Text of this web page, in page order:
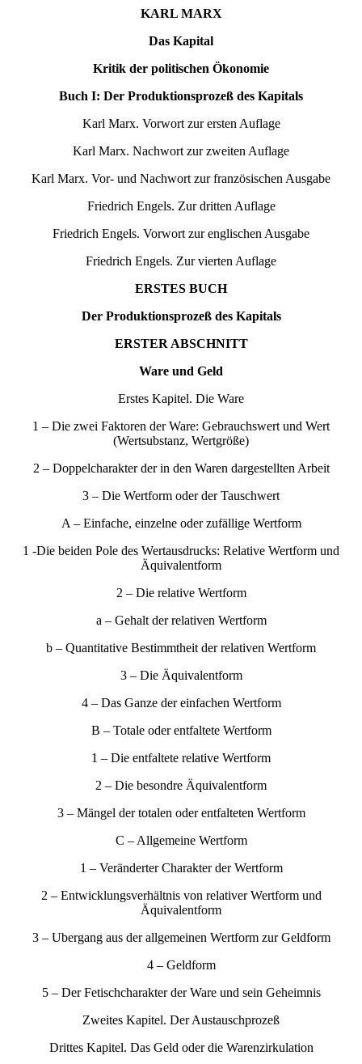
KARL MARX
Das Kapital
Kritik der politischen Ökonomie
Buch I: Der Produktionsprozeß des Kapitals
Karl Marx. Vorwort zur ersten Auflage
Karl Marx. Nachwort zur zweiten Auflage
Karl Marx. Vor- und Nachwort zur französischen Ausgabe
Friedrich Engels. Zur dritten Auflage
Friedrich Engels. Vorwort zur englischen Ausgabe
Friedrich Engels. Zur vierten Auflage
ERSTES BUCH
Der Produktionsprozeß des Kapitals
ERSTER ABSCHNITT
Ware und Geld
Erstes Kapitel. Die Ware
1 – Die zwei Faktoren der Ware: Gebrauchswert und Wert
(Wertsubstanz, Wertgröße)
2 – Doppelcharakter der in den Waren dargestellten Arbeit
3 – Die Wertform oder der Tauschwert
A – Einfache, einzelne oder zufällige Wertform
1 -Die beiden Pole des Wertausdrucks: Relative Wertform und
Äquivalentform
2 – Die relative Wertform
a – Gehalt der relativen Wertform
b – Quantitative Bestimmtheit der relativen Wertform
3 – Die Äquivalentform
4 – Das Ganze der einfachen Wertform
B – Totale oder entfaltete Wertform
1 – Die entfaltete relative Wertform
2 – Die besondre Äquivalentform
3 – Mängel der totalen oder entfalteten Wertform
C – Allgemeine Wertform
1 – Veränderter Charakter der Wertform
2 – Entwicklungsverhältnis von relativer Wertform und
Äquivalentform
3 – Ubergang aus der allgemeinen Wertform zur Geldform
4 – Geldform
5 – Der Fetischcharakter der Ware und sein Geheimnis
Zweites Kapitel. Der Austauschprozeß
Drittes Kapitel. Das Geld oder die Warenzirkulation